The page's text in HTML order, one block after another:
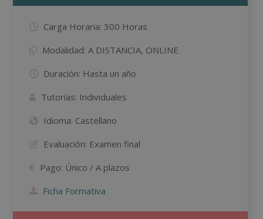
Carga Horaria: 300 Horas
Modalidad: A DISTANCIA, ONLINE
Duración: Hasta un año
Tutorías: Individuales
Idioma: Castellano
Evaluación: Examen final
Pago: Único / A plazos
Ficha Formativa